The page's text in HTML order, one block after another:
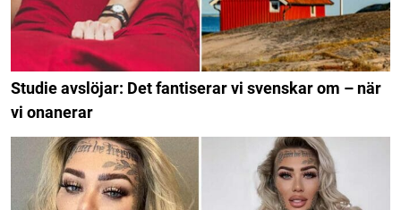
Studie avslöjar: Det fantiserar vi svenskar om – när
vi onanerar